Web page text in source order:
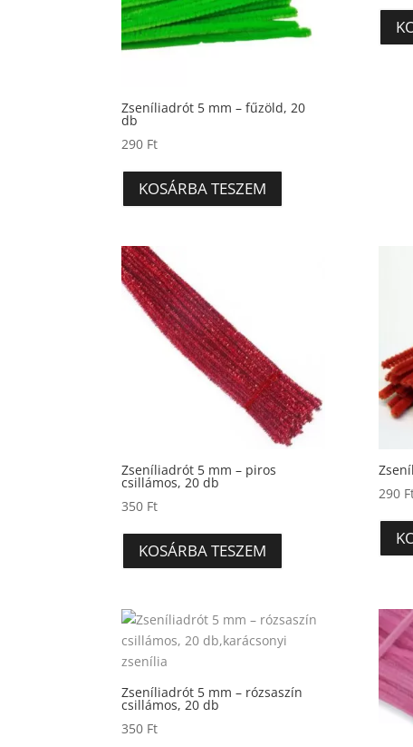
Zseníliadrót 5 mm – fűzöld, 20
db
290 Ft
KOSÁRBA TESZEM
Zseníliadrót 5 mm – piros
csillámos, 20 db
350 Ft
KOSÁRBA TESZEM
290
Zseníliadrót 5 mm – rózsaszín
csillámos, 20 db
350 Ft